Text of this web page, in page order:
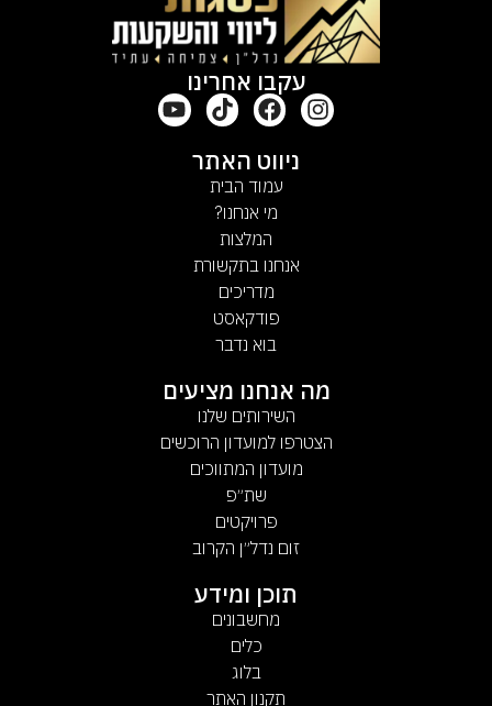
עקבו אחרינו
ניווט האתר
עמוד הבית
מי אנחנו?
המלצות
אנחנו בתקשורת
מדריכים
פודקאסט
בוא נדבר
מה אנחנו מציעים
השירותים שלנו
הצטרפו למועדון הרוכשים
מועדון המתווכים
שת״פ
פרויקטים
זום נדל״ן הקרוב
תוכן ומידע
מחשבונים
כלים
בלוג
תקנון האתר